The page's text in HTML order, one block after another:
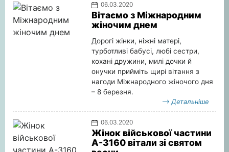
06.03.2020
Вітаємо з Міжнародним
жіночим днем
Дорогі жінки, ніжні матері,
турботливі бабусі, любі сестри,
кохані дружини, милі дочки й
онучки прийміть щирі вітання з
нагоди Міжнародного жіночого дня
– 8 березня.
Детальніше
06.03.2020
Жінок військової частини
А-3160 вітали зі святом